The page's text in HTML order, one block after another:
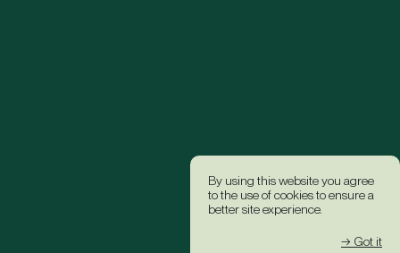
By using this website you agree
to the use of cookies to ensure a
better site experience.
→ Got it